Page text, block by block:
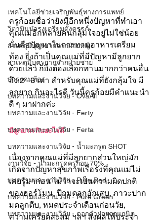
เทคโนโลยีช่วยเจริญพันธุ์ทางการแพทย์
วิตามินบำรุงเตรียมตั้งครรภ์
สาเหตุมีบุตรยากจากฝ่ายหญิง
สาเหตุมีบุตรยากจากฝ่ายชาย
บำรุงคนท้อง
บทความและงานวิจัย - OvaAll
บทความและงานวิจัย - Ferty
บทความและงานวิจัย - Ferta
บทความและงานวิจัย - น้ำมะกรูด SHOT
งานวิจัย - น้ำมะกรูดครูก้อย 70%
บทความและงานวิจัย - Pure Red
บทความและงานวิจัย - Pure Green
บทความและงานวิจัย - ดอกคำฝอยออแกนิค
ครูก้อยเชื่อว่ายังมีอีกหนึ่งปัญหาที่ทำเอา
คุณแม่อีกหลายคนกลุ้มใจอยู่ไม่ใช่น้อย
นั่นคือปัญหาในการทานอาหารเตรียม
ท้อง ยิ่งถ้าเป็นคุณแม่ที่มีปัญหามีลูกยาก
ด้วยแล้ว ก็ยิ่งต้องเลือกทานมากกว่าคนอื่น
ถึง 2 - 3 เท่า สำหรับคุณแม่ที่ยังกลุ้มใจ มี
ลูกยาก กินอะไรดี วันนี้ครูก้อยมีคำแนะนำ
ดี ๆ มาฝากค่ะ
มีลูกยาก กินอะไรดี
เนื่องจากคุณแม่ที่มีลูกยากส่วนใหญ่มัก
เกิดจากปัญหาสุขภาพเรื้อรังที่คุณแม่ไม่
เคยรู้มาก่อน ไม่ว่าจะเป็นความผิดปกติ
ของฮอร์โมน, ปีกมดลูกอักเสบ, ภาวะปาก
มดลูกตีบ, หมดประจำเดือนก่อนวัย,
ความเครียดสะสม ฯลฯ ส่งผลให้ประจำ